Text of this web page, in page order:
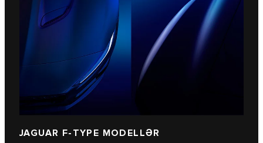
JAGUAR F‑TYPE MODELLƏR